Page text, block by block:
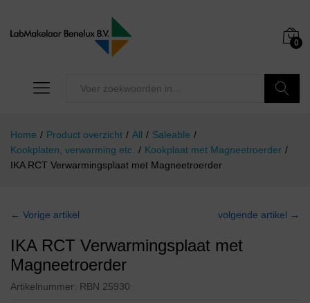
0
Home / Product overzicht / All / Saleable /
Kookplaten, verwarming etc. / Kookplaat met Magneetroerder /
IKA RCT Verwarmingsplaat met Magneetroerder
← Vorige artikel volgende artikel →
IKA RCT Verwarmingsplaat met
Magneetroerder
Artikelnummer: RBN 25930